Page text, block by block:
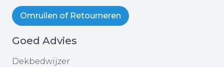
Omruilen of Retourneren
Goed Advies
Dekbedwijzer